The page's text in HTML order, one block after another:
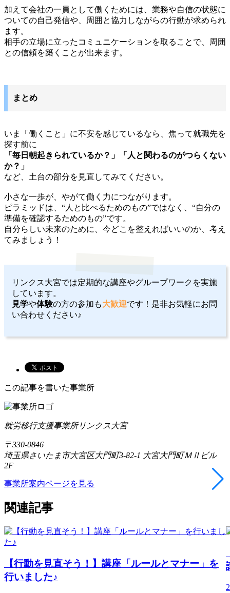
加えて会社の一員として働くためには、業務や自信の状態に
ついての自己発信や、周囲と協力しながらの行動が求められ
ます。
相手の立場に立ったコミュニケーションを取ることで、周囲
との信頼を築くことが出来ます。
まとめ
いま「働くこと」に不安を感じているなら、焦って就職先を
探す前に
「毎日朝起きられているか？」「人と関わるのがつらくない
か？」
など、土台の部分を見直してみてください。
小さな一歩が、やがて働く力につながります。
ピラミッドは、“人と比べるためのもの”ではなく、“自分の
準備を確認するためのもの”です。
自分らしい未来のために、今どこを整えればいいのか、考え
てみましょう！
リンクス大宮では定期的な講座やグループワークを実施
しています。
見学や体験の方の参加も大歓迎です！是非お気軽にお問
い合わせください♪
この記事を書いた事業所
就労移行支援事業所リンクス大宮
〒330-0846
埼玉県さいたま市大宮区大門町3-82-1 大宮大門町ＭⅡビル
2F
事業所案内ページを見る
関連記事
【行動を見直そう！】講座「ルールとマナー」を
行いました♪